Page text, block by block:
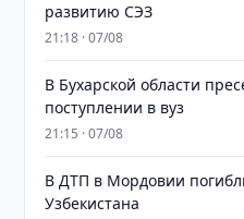
развитию СЭЗ
21:18 · 07/08
В Бухарской области
поступлении в вуз
21:15 · 07/08
В ДТП в Мордовии
Узбекистана